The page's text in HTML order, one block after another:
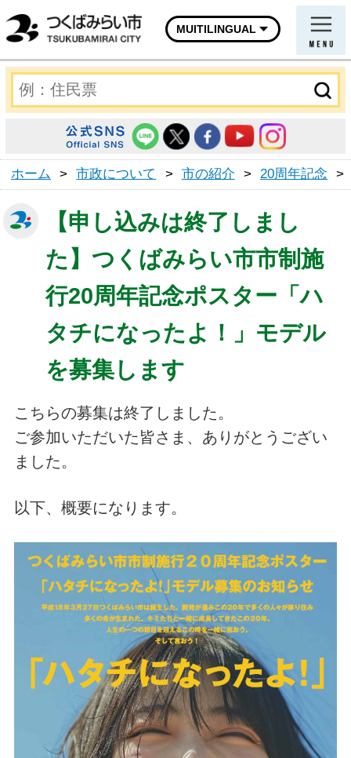
MUITILINGUAL
ホーム > 市政について > 市の紹介 > 20周年記念 >
【申し込みは終了しまし
た】つくばみらい市市制施
行20周年記念ポスター「ハ
タチになったよ！」モデル
を募集します
こちらの募集は終了しました。
ご参加いただいた皆さま、ありがとうござい
ました。
以下、概要になります。